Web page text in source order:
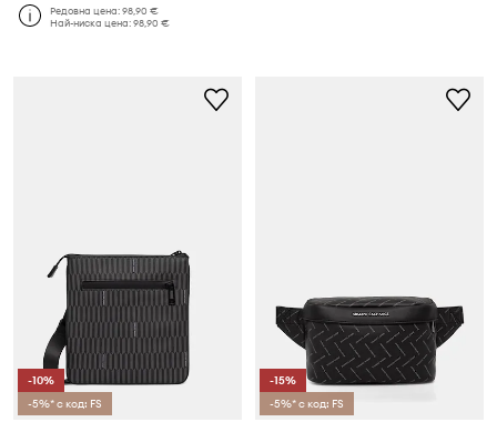
Редовна цена:98,90 €
Най-ниска цена:98,90 €
-10%
-5%* с код: FS
-15%
-5%* с код: FS